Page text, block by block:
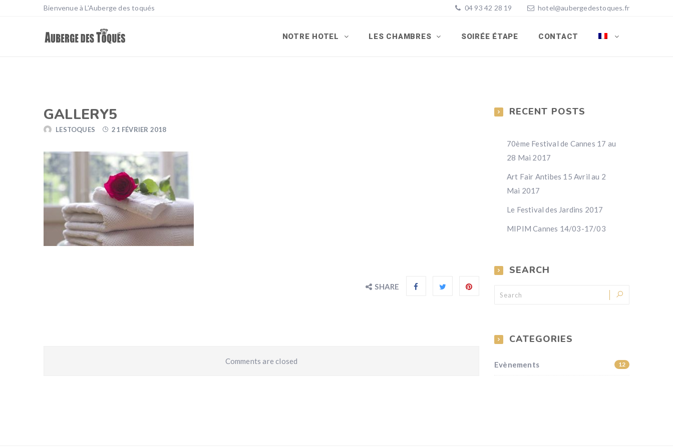
Bienvenue à L'Auberge des toqués 04 93 42 28 19 hotel@aubergedestoques.fr
NOTRE HOTEL LES CHAMBRES SOIRÉE ÉTAPE CONTACT
GALLERY5
LESTOQUES 21 FÉVRIER 2018
SHARE
Comments are closed
RECENT POSTS
70ème Festival de Cannes 17 au
28 Mai 2017
Art Fair Antibes 15 Avril au 2
Mai 2017
Le Festival des Jardins 2017
MIPIM Cannes 14/03-17/03
SEARCH
CATEGORIES
Evènements 12